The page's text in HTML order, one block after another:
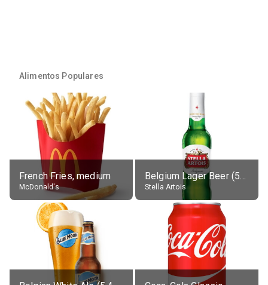
Alimentos Populares
French Fries, medium
McDonald's
Belgium Lager Beer (5% alc.)
Stella Artois